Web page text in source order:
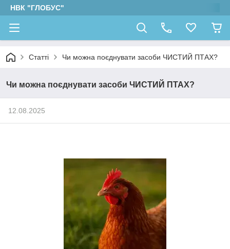
НВК "ГЛОБУС"
Статті Чи можна поєднувати засоби ЧИСТИЙ ПТАХ?
Чи можна поєднувати засоби ЧИСТИЙ ПТАХ?
12.08.2025